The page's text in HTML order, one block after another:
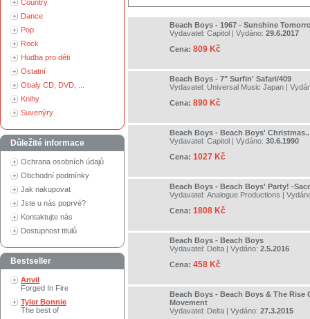
Country
Dance
Pop
Rock
Hudba pro děti
Ostatní
Obaly CD, DVD, ...
Knihy
Suvenýry
Důležité informace
Ochrana osobních údajů
Obchodní podmínky
Jak nakupovat
Jste u nás poprvé?
Kontaktujte nás
Dostupnost titulů
Bestseller
Anvil
Forged In Fire
Tyler Bonnie
The best of
Beach Boys - 1967 - Sunshine
Vydavatel: Capitol | Vydáno: 29.6.2017
Cena: 809 Kč
Beach Boys - 7" Surfin' Safari/409
Vydavatel: Universal Music Japan |
Cena: 890 Kč
Beach Boys - Beach Boys' Christmas..
Vydavatel: Capitol | Vydáno: 30.6.1990
Cena: 1027 Kč
Beach Boys - Beach Boys' Party! -
Vydavatel: Analogue Productions |
Cena: 1808 Kč
Beach Boys - Beach Boys
Vydavatel: Delta | Vydáno: 2.5.2016
Cena: 458 Kč
Beach Boys - Beach Boys & The Rise
Movement
Vydavatel: Delta | Vydáno: 27.3.2015